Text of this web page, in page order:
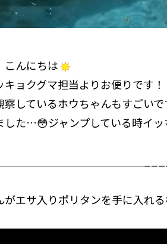
こんにちは
ョクグマ担当よりお便りです！
察しているホウちゃんもすごい
した…😳ジャンプしている時イ
がエサ入りポリタンを手に入れ